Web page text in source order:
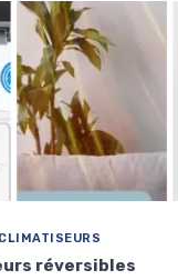
réversibles